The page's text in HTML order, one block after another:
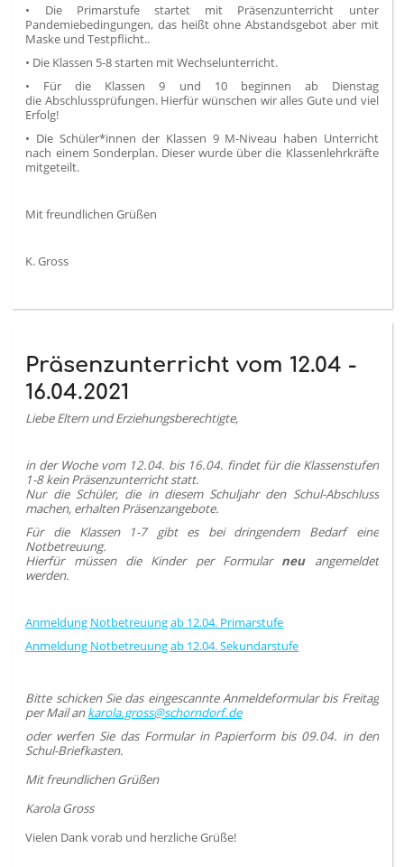
• Die Primarstufe startet mit Präsenzunterricht unter
Pandemiebedingungen, das heißt ohne Abstandsgebot aber mit
Maske und Testpflicht..
• Die Klassen 5-8 starten mit Wechselunterricht.
• Für die Klassen 9 und 10 beginnen ab Dienstag
die Abschlussprüfungen. Hierfür wünschen wir alles Gute und viel
Erfolg!
• Die Schüler*innen der Klassen 9 M-Niveau haben Unterricht
nach einem Sonderplan. Dieser wurde über die Klassenlehrkräfte
mitgeteilt.
Mit freundlichen Grüßen
K. Gross
Präsenzunterricht vom 12.04 -
16.04.2021
Liebe Eltern und Erziehungsberechtigte,
in der Woche vom 12.04. bis 16.04. findet für die Klassenstufen
1-8 kein Präsenzunterricht statt.
Nur die Schüler, die in diesem Schuljahr den Schul-Abschluss
machen, erhalten Präsenzangebote.
Für die Klassen 1-7 gibt es bei dringendem Bedarf eine
Notbetreuung.
Hierfür müssen die Kinder per Formular neuangemeldet
werden.
Anmeldung Notbetreuung ab 12.04. Primarstufe
Anmeldung Notbetreuung ab 12.04. Sekundarstufe
Bitte schicken Sie das eingescannte Anmeldeformular bis Freitag
per Mail ankarola.gross@schorndorf.de
oder werfen Sie das Formular in Papierform bis 09.04. in den
Schul-Briefkasten.
Mit freundlichen Grüßen
Karola Gross
Vielen Dank vorab und herzliche Grüße!